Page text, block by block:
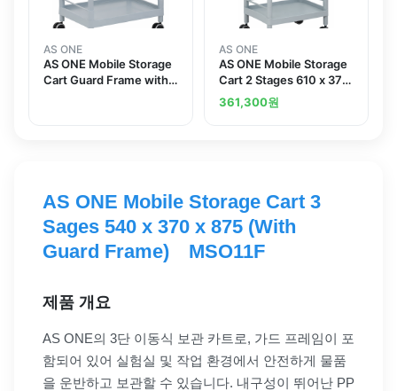
AS ONE
AS ONE Mobile Storage
Cart Guard Frame with
AS ONE
AS ONE Mobile Storage
Cart 2 Stages 610 x 370
x 897 Including Drawer
Guard Frame Handle
361,300원
AS ONE Mobile Storage Cart 3
Sages 540 x 370 x 875 (With
Guard Frame) MSO11F
제품 개요
AS ONE의 3단 이동식 보관 카트로, 가드 프레임이 포
함되어 있어 실험실 및 작업 환경에서 안전하게 물품
을 운반하고 보관할 수 있습니다. 내구성이 뛰어난 PP